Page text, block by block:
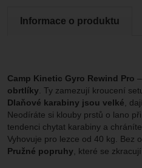
Data získaná pomocí těchto
nejsme schopni identifikovat
Marketingové
Povoleno
Zobrazit
Marketingové cookies
vhodné obsahy nebo reklamy
Informace o produktu
Camp Kinetic Gyro Rewind Pro
obrtlíky . Ty zamezují kroucení
Dlaňové karabiny jsou velké ,
Neodíráte si klouby prstů o lano
tendenci chytat karabiny a
Vyhovuje pro lezce od 40 kg. Bez
Pružné popruhy , které se